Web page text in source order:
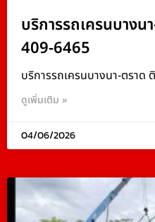
บริการรถเครนบางน
409-6465
บริการรถเครนบางนา-ตราด
ดูเพิ่มเติม »
04/06/2026